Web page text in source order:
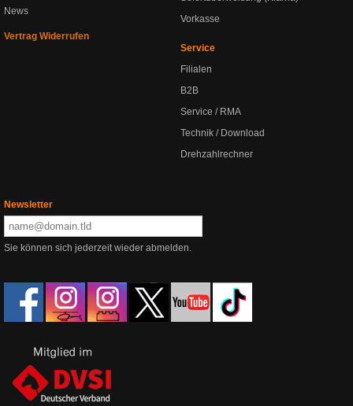
News
Vertrag Widerrufen
Vorkasse
Service
Filialen
B2B
Service / RMA
Technik / Download
Drehzahlrechner
Newsletter
Sie können sich jederzeit wieder abmelden.